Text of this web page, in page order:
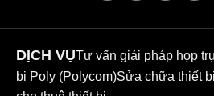
DỊCH VỤTư vấn giải pháp họp
bị Poly (Polycom)Sửa chữa thiết